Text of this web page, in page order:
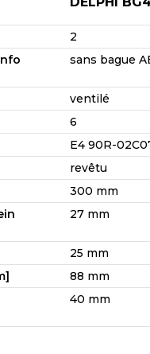
2
sans bague
ventilé
6
E4 90R-
revêtu
300 mm
27 mm
25 mm
88 mm
40 mm